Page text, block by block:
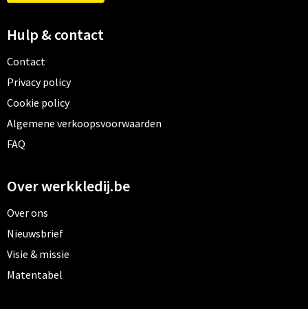
Hulp & contact
Contact
Privacy policy
Cookie policy
Algemene verkoopsvoorwaarden
FAQ
Over werkkledij.be
Over ons
Nieuwsbrief
Visie & missie
Matentabel